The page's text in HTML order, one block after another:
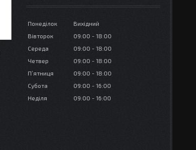
Понеділок
Вихідний
Вівторок
09:00
18:00
Середа
09:00
18:00
Четвер
09:00
18:00
Пʼятниця
09:00
18:00
Субота
09:00
16:00
Неділя
09:00 16:00